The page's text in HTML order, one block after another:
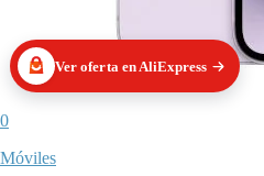
Ver oferta en AliExpress
0
Móviles